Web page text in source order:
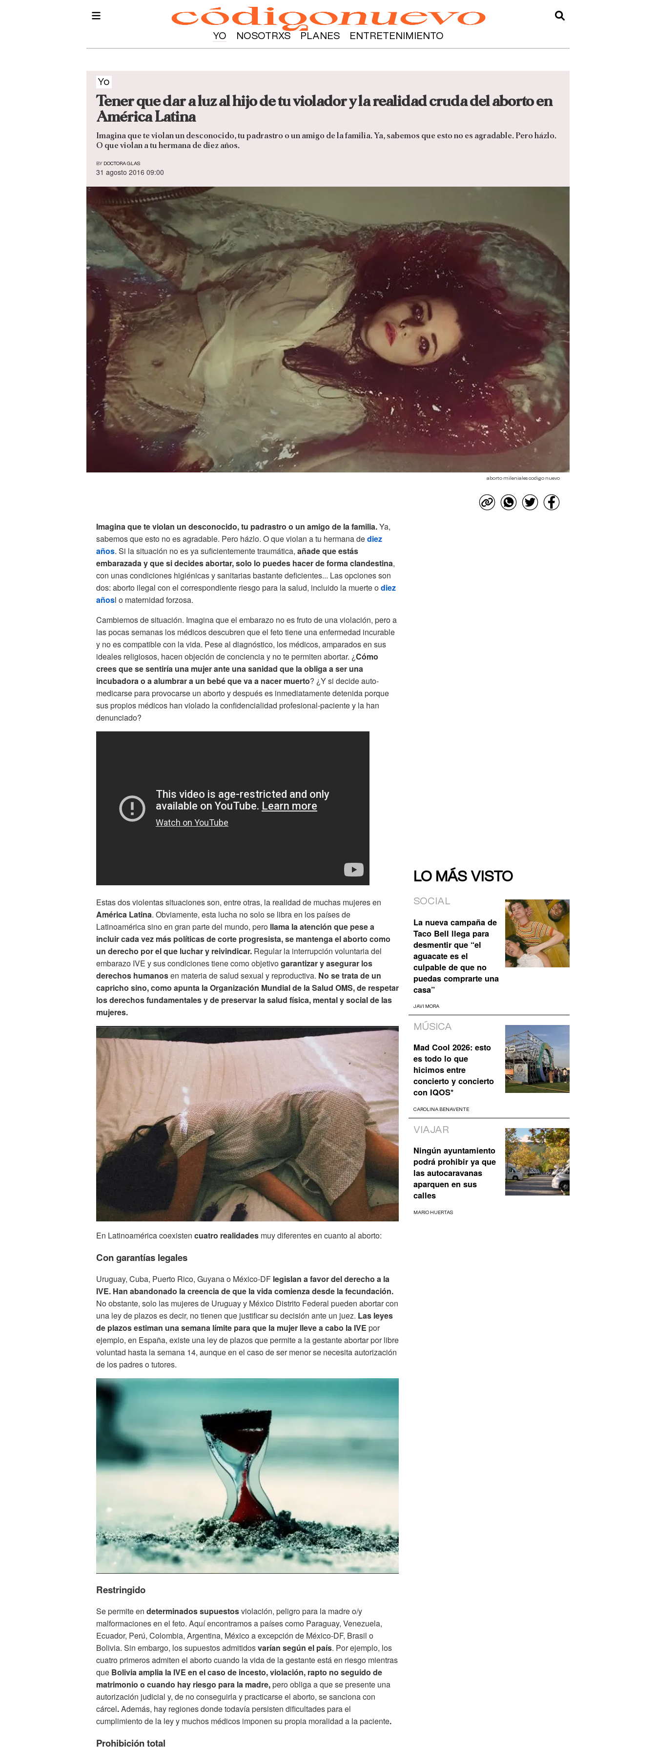
YO NOSOTRXS PLANES ENTRETENIMIENTO
Yo
Tener que dar a luz al hijo de tu violador y la realidad cruda del aborto en
América Latina
Imagina que te violan un desconocido, tu padrastro o un amigo de la familia. Ya, sabemos que esto no es agradable. Pero házlo.
O que violan a tu hermana de diez años.
BY DOCTORA GLAS
31 agosto 2016 09:00
aborto mileniales codigo nuevo
Imagina que te violan un desconocido, tu padrastro o un amigo de la familia.Ya,
sabemos que esto no es agradable. Pero házlo. O que violan a tu hermana dediez
años. Si la situación no es ya suficientemente traumática, añade que estás
embarazada y que si decides abortar, solo lo puedes hacer de forma clandestina,
con unas condiciones higiénicas y sanitarias bastante deficientes... Las opciones son
dos: aborto ilegal con el correspondiente riesgo para la salud, incluido la muerte odiez
añosl o maternidad forzosa.
Cambiemos de situación. Imagina que el embarazo no es fruto de una violación, pero a
las pocas semanas los médicos descubren que el feto tiene una enfermedad incurable
y no es compatible con la vida. Pese al diagnóstico, los médicos, amparados en sus
ideales religiosos, hacen objeción de conciencia y no te permiten abortar. ¿Cómo
crees que se sentiría una mujer ante una sanidad que la obliga a ser una
incubadora o a alumbrar a un bebé que va a nacer muerto? ¿Y si decide auto-
medicarse para provocarse un aborto y después es inmediatamente detenida porque
sus propios médicos han violado la confidencialidad profesional-paciente y la han
denunciado?
Estas dos violentas situaciones son, entre otras, la realidad de muchas mujeres en
América Latina. Obviamente, esta lucha no solo se libra en los países de
Latinoamérica sino en gran parte del mundo, pero llama la atención que pese a
incluir cada vez más políticas de corte progresista, se mantenga el aborto como
un derecho por el que luchar y reivindicar. Regular la interrupción voluntaria del
embarazo IVE y sus condiciones tiene como objetivogarantizar y asegurar los
derechos humanosen materia de salud sexual y reproductiva. No se trata de un
capricho sino, como apunta la Organización Mundial de la Salud OMS, de respetar
los derechos fundamentales y de preservar la salud física, mental y social de las
mujeres.
En Latinoamérica coexisten cuatro realidades muy diferentes en cuanto al aborto:
Con garantías legales
Uruguay, Cuba, Puerto Rico, Guyana o México-DF legislan a favor del derecho a la
IVE. Han abandonado la creencia de que la vida comienza desde la fecundación.
No obstante, solo las mujeres de Uruguay y México Distrito Federal pueden abortar con
una ley de plazos es decir, no tienen que justificar su decisión ante un juez. Las leyes
de plazos estiman una semana límite para que la mujer lleve a cabo la IVE por
ejemplo, en España, existe una ley de plazos que permite a la gestante abortar por libre
voluntad hasta la semana 14, aunque en el caso de ser menor se necesita autorización
de los padres o tutores.
Restringido
Se permite en determinados supuestosviolación, peligro para la madre o/y
malformaciones en el feto. Aquí encontramos a países como Paraguay, Venezuela,
Ecuador, Perú, Colombia, Argentina, México a excepción de México-DF, Brasil o
Bolivia. Sin embargo, los supuestos admitidosvarían según el país. Por ejemplo, los
cuatro primeros admiten el aborto cuando la vida de la gestante está en riesgo mientras
que Bolivia amplia la IVE en el caso de incesto, violación, rapto no seguido de
matrimonio o cuando hay riesgo para la madre,pero obliga a que se presente una
autorización judicial y, de no conseguirla y practicarse el aborto, se sanciona con
cárcel.Además, hay regiones donde todavía persisten dificultades para el
cumplimiento de la ley y muchos médicos imponen su propia moralidad a la paciente.
Prohibición total
LO MÁS VISTO
SOCIAL
La nueva campaña de
Taco Bell llega para
desmentir que “el
aguacate es el
culpable de que no
puedas comprarte una
casa”
JAVI MORA
MÚSICA
Mad Cool 2026: esto
es todo lo que
hicimos entre
concierto y concierto
con IQOS*
CAROLINA BENAVENTE
VIAJAR
Ningún ayuntamiento
podrá prohibir ya que
las autocaravanas
aparquen en sus
calles
MARIO HUERTAS